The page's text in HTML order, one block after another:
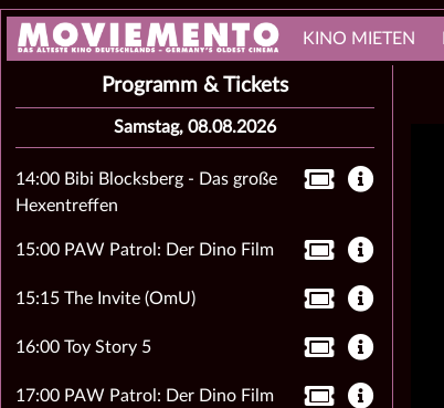
KINO MIETEN
Programm & Tickets
Samstag, 08.08.2026
14:00 Bibi Blocksberg - Das große
Hexentreffen
15:00 PAW Patrol: Der Dino Film
15:15 The Invite (OmU)
16:00 Toy Story 5
17:00 PAW Patrol: Der Dino Film